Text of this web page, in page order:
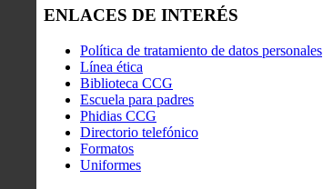
ENLACES DE INTERÉS
Política de tratamiento de datos personales
Línea ética
Biblioteca CCG
Escuela para padres
Phidias CCG
Directorio telefónico
Formatos
Uniformes